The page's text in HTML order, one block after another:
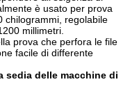
è usato per prova
chilogrammi, regolabile
millimetri.
prova che perfora le file
facile di differente
sedia delle macchine di